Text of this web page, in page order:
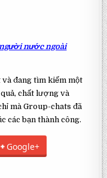
nước ngoài
và đang tìm kiếm một
chất lượng và
mà Group-chats đã
các bạn thành công.
Google+